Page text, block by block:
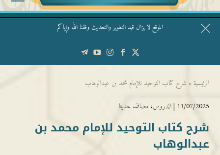
الموقع لا يزال قيد التطوير والتحديث وفقنا الله وإياكم
قال الشيخ ربيع وفقه الله: نحن ليس عندنا تقديس الأشخاص
الرئيسية » شرح كتاب التوحيد للإمام محمد بن عبدالوهاب
13/07/2025 | الدروس، مضاف حديثا
شرح كتاب التوحيد للإمام محمد بن
عبدالوهاب